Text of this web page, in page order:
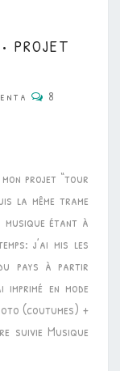
PROJET
8
mon projet “tour
la même trame
étant à
j’ai mis les
pays à partir
en mode
(coutumes) +
suivie Musique